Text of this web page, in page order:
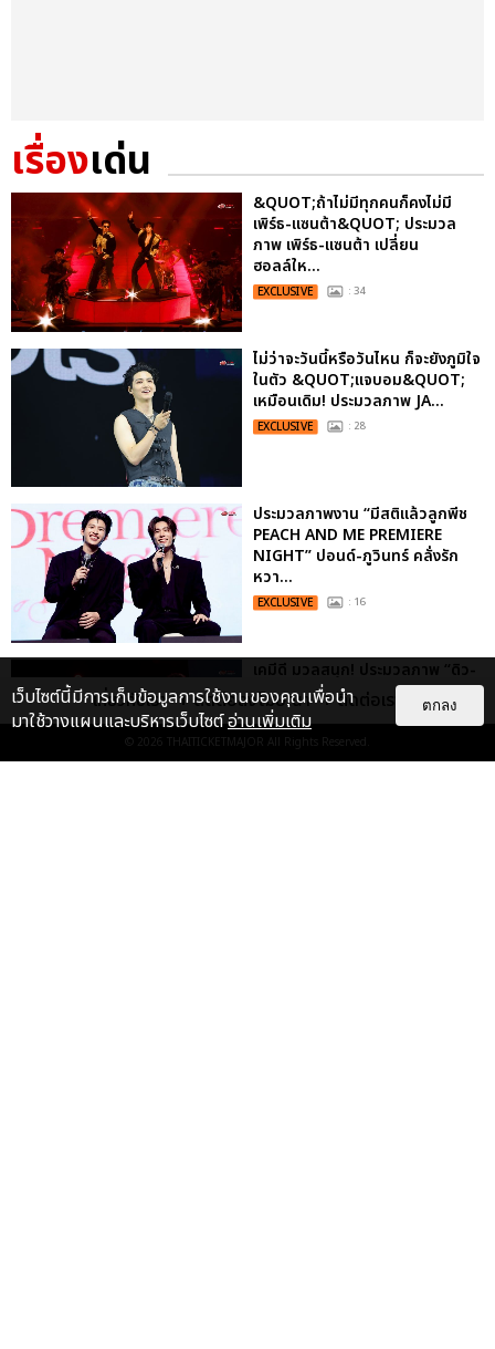
เรื่องเด่น
&QUOT;ถ้าไม่มีทุกคนก็คงไม่มี
เพิร์ธ-แซนต้า&QUOT; ประมวล
ภาพ เพิร์ธ-แซนต้า เปลี่ยน
ฮอลล์ให...
EXCLUSIVE : 34
ไม่ว่าจะวันนี้หรือวันไหน ก็จะยังภูมิใจ
ในตัว &QUOT;แจบอม&QUOT;
เหมือนเดิม! ประมวลภาพ JA...
EXCLUSIVE : 28
ประมวลภาพงาน “มีสติแล้วลูกพีช
PEACH AND ME PREMIERE
NIGHT” ปอนด์-ภูวินทร์ คลั่งรัก
หวา...
EXCLUSIVE : 16
เคมีดี มวลสนุก! ประมวลภาพ “ดิว-
ธี” เปิดตัวซีรีส์ “MR.KILL มังงะสั่ง
ตาย” ในงาน “MR.KILL...
EXCLUSIVE : 14
เกี่ยวกับเรา ติดต่อลงโฆษณา ติดต่อเรา
© 2026 THAITICKETMAJOR All Rights Reserved.
เว็บไซต์นี้มีการเก็บข้อมูลการใช้งานของคุณเพื่อนำ
มาใช้วางแผนและบริหารเว็บไซต์อ่านเพิ่มเติม
ตกลง